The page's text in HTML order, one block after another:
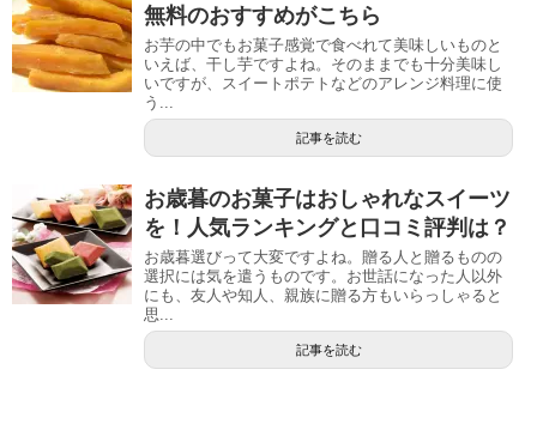
無料のおすすめがこちら
お芋の中でもお菓子感覚で食べれて美味しいものと
いえば、干し芋ですよね。そのままでも十分美味し
いですが、スイートポテトなどのアレンジ料理に使
う...
記事を読む
お歳暮のお菓子はおしゃれなスイーツ
を！人気ランキングと口コミ評判は？
お歳暮選びって大変ですよね。贈る人と贈るものの
選択には気を遣うものです。お世話になった人以外
にも、友人や知人、親族に贈る方もいらっしゃると
思...
記事を読む